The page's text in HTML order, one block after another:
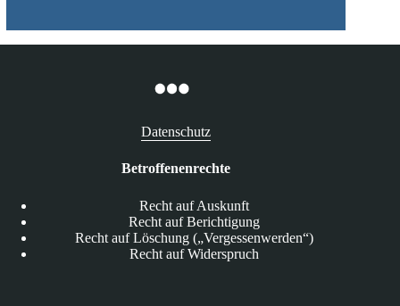
Datenschutz
Betroffenenrechte
Recht auf Auskunft
Recht auf Berichtigung
Recht auf Löschung („Vergessenwerden“)
Recht auf Widerspruch